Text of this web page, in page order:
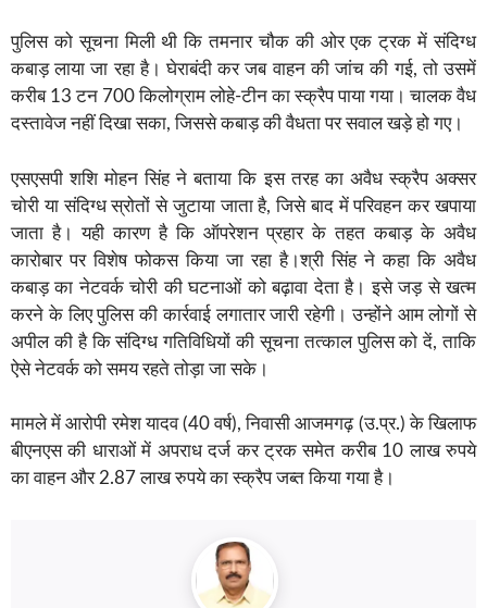
पुलिस को सूचना मिली थी कि तमनार चौक की ओर एक ट्रक में संदिग्ध
कबाड़ लाया जा रहा है। घेराबंदी कर जब वाहन की जांच की गई, तो उसमें
करीब 13 टन 700 किलोग्राम लोहे-टीन का स्क्रैप पाया गया। चालक वैध
दस्तावेज नहीं दिखा सका, जिससे कबाड़ की वैधता पर सवाल खड़े हो गए।
एसएसपी शशि मोहन सिंह ने बताया कि इस तरह का अवैध स्क्रैप अक्सर
चोरी या संदिग्ध स्रोतों से जुटाया जाता है, जिसे बाद में परिवहन कर खपाया
जाता है। यही कारण है कि ऑपरेशन प्रहार के तहत कबाड़ के अवैध
कारोबार पर विशेष फोकस किया जा रहा है।श्री सिंह ने कहा कि अवैध
कबाड़ का नेटवर्क चोरी की घटनाओं को बढ़ावा देता है। इसे जड़ से खत्म
करने के लिए पुलिस की कार्रवाई लगातार जारी रहेगी। उन्होंने आम लोगों से
अपील की है कि संदिग्ध गतिविधियों की सूचना तत्काल पुलिस को दें, ताकि
ऐसे नेटवर्क को समय रहते तोड़ा जा सके।
मामले में आरोपी रमेश यादव (40 वर्ष), निवासी आजमगढ़ (उ.प्र.) के खिलाफ
बीएनएस की धाराओं में अपराध दर्ज कर ट्रक समेत करीब 10 लाख रुपये
का वाहन और 2.87 लाख रुपये का स्क्रैप जब्त किया गया है।